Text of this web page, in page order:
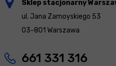
Sklep stacjonarny
ul. Jana Zamoyskiego 53
03-801 Warszawa
661 331 316